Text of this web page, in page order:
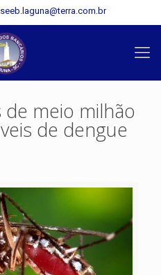
seeb.laguna@terra.com.br
meio milhão
de dengue